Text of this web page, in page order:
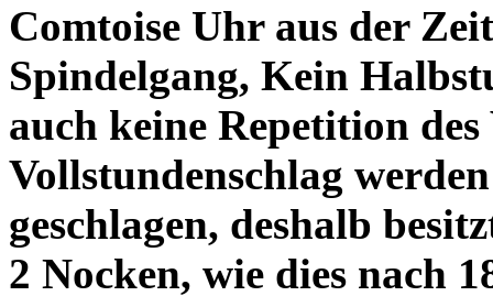
Comtoise Uhr aus der
Spindelgang, Kein
auch keine Repetition
Vollstundenschlag
geschlagen, deshalb
2 Nocken, wie dies nach